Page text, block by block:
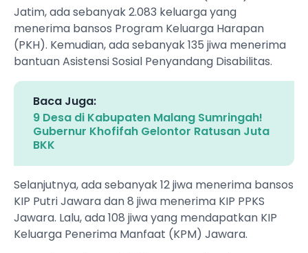
Jatim, ada sebanyak 2.083 keluarga yang
menerima bansos Program Keluarga Harapan
(PKH). Kemudian, ada sebanyak 135 jiwa menerima
bantuan Asistensi Sosial Penyandang Disabilitas.
Baca Juga:
‎9 Desa di Kabupaten Malang Sumringah!
Gubernur Khofifah Gelontor Ratusan Juta
BKK
Selanjutnya, ada sebanyak 12 jiwa menerima bansos
KIP Putri Jawara dan 8 jiwa menerima KIP PPKS
Jawara. Lalu, ada 108 jiwa yang mendapatkan KIP
Keluarga Penerima Manfaat (KPM) Jawara.